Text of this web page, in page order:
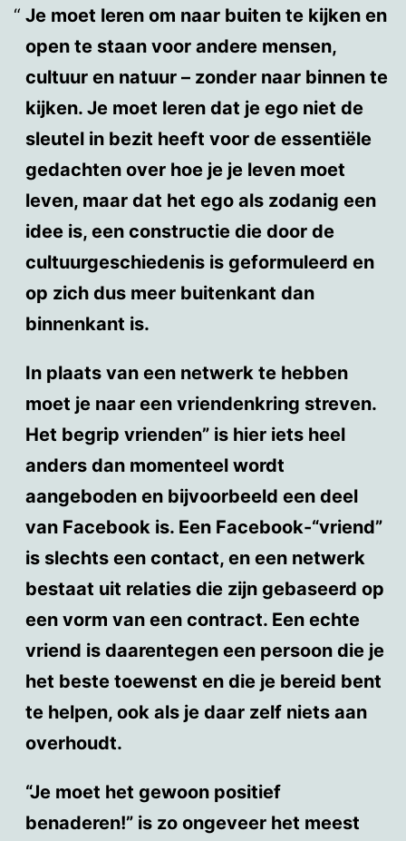
Je moet leren om naar buiten te kijken en
open te staan voor andere mensen,
cultuur en natuur – zonder naar binnen te
kijken. Je moet leren dat je ego niet de
sleutel in bezit heeft voor de essentiële
gedachten over hoe je je leven moet
leven, maar dat het ego als zodanig een
idee is, een constructie die door de
cultuurgeschiedenis is geformuleerd en
op zich dus meer buitenkant dan
binnenkant is.
In plaats van een netwerk te hebben
moet je naar een vriendenkring streven.
Het begrip vrienden” is hier iets heel
anders dan momenteel wordt
aangeboden en bijvoorbeeld een deel
van Facebook is. Een Facebook-“vriend”
is slechts een contact, en een netwerk
bestaat uit relaties die zijn gebaseerd op
een vorm van een contract. Een echte
vriend is daarentegen een persoon die je
het beste toewenst en die je bereid bent
te helpen, ook als je daar zelf niets aan
overhoudt.
“Je moet het gewoon positief
benaderen!” is zo ongeveer het meest